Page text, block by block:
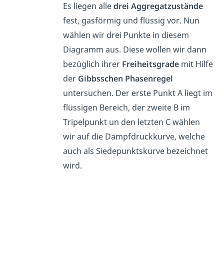
Es liegen alledrei Aggregatzustände
fest, gasförmig und flüssig vor. Nun
wählen wir drei Punkte in diesem
Diagramm aus. Diese wollen wir dann
bezüglich ihrer Freiheitsgrade mit Hilfe
der Gibbsschen Phasenregel
untersuchen. Der erste Punkt A liegt im
flüssigen Bereich, der zweite B im
Tripelpunkt un den letzten C wählen
wir auf die Dampfdruckkurve, welche
auch als Siedepunktskurve bezeichnet
wird.